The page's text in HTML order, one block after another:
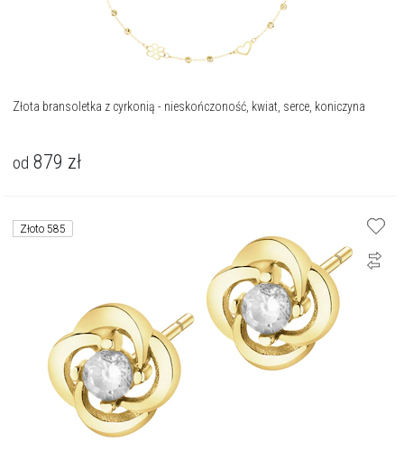
Złota bransoletka z cyrkonią - nieskończoność, kwiat, serce, koniczyna
od 879 zł
Złoto 585